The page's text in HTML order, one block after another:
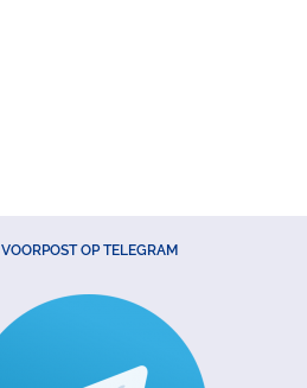
VOORPOST OP TELEGRAM